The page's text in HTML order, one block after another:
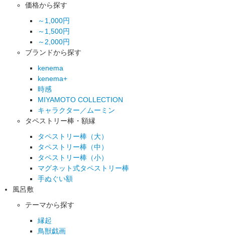
価格から探す
～1,000円
～1,500円
～2,000円
ブランドから探す
kenema
kenema+
時感
MIYAMOTO COLLECTION
キャラクター／ムーミン
タペストリー棒・額縁
タペストリー棒（大）
タペストリー棒（中）
タペストリー棒（小）
マグネット式タペストリー棒
手ぬぐい額
風呂敷
テーマから探す
縁起
鳥獣戯画